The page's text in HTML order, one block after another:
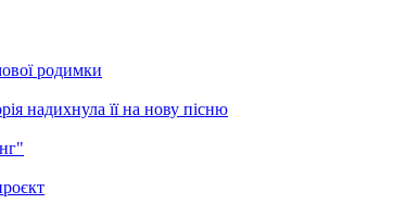
родимки
надихнула її на нову пісню